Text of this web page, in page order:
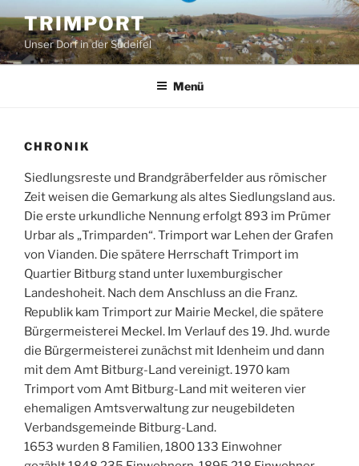
Inhalt
springen
TRIMPORT
Unser Dorf in der Südeifel
Menü
CHRONIK
Siedlungsreste und Brandgräberfelder aus römischer
Zeit weisen die Gemarkung als altes Siedlungsland aus.
Die erste urkundliche Nennung erfolgt 893 im Prümer
Urbar als „Trimparden“. Trimport war Lehen der Grafen
von Vianden. Die spätere Herrschaft Trimport im
Quartier Bitburg stand unter luxemburgischer
Landeshoheit. Nach dem Anschluss an die Franz.
Republik kam Trimport zur Mairie Meckel, die spätere
Bürgermeisterei Meckel. Im Verlauf des 19. Jhd. wurde
die Bürgermeisterei zunächst mit Idenheim und dann
mit dem Amt Bitburg-Land vereinigt. 1970 kam
Trimport vom Amt Bitburg-Land mit weiteren vier
ehemaligen Amtsverwaltung zur neugebildeten
Verbandsgemeinde Bitburg-Land.
1653 wurden 8 Familien, 1800 133 Einwohner